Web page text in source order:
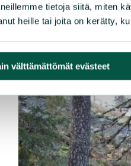
tietoja siitä, miten
heille tai joita on kerätty,
välttämättömät evästeet